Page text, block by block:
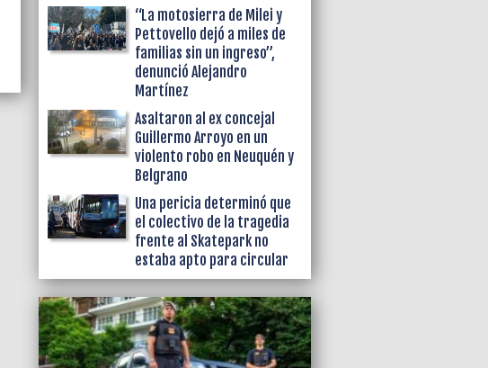
“La motosierra de Milei y
Pettovello dejó a miles de
familias sin un ingreso”,
denunció Alejandro
Martínez
Asaltaron al ex concejal
Guillermo Arroyo en un
violento robo en Neuquén y
Belgrano
Una pericia determinó que
el colectivo de la tragedia
frente al Skatepark no
estaba apto para circular